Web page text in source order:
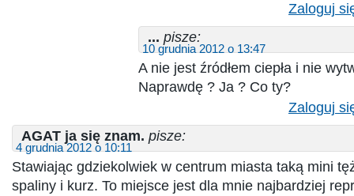
Zaloguj
... pisze:
10 grudnia 2012 o 13:47
A nie jest źródłem ciepła i nie
Naprawdę ? Ja ? Co ty?
Zaloguj
AGAT ja się znam. pisze:
4 grudnia 2012 o 10:11
Stawiając gdziekolwiek w centrum miasta taką mini
spaliny i kurz. To miejsce jest dla mnie najbardziej